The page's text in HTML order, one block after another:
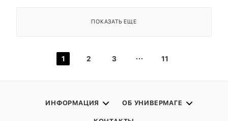
ПОКАЗАТЬ ЕЩЕ
1 2 3 11
ИНФОРМАЦИЯ ОБ УНИВЕРМАГЕ